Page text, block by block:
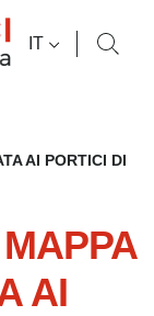
SELETTORE
IT
AI PORTICI DI
AI